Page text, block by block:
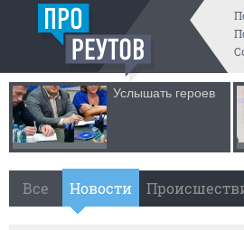
Услышать героев
Все Новости